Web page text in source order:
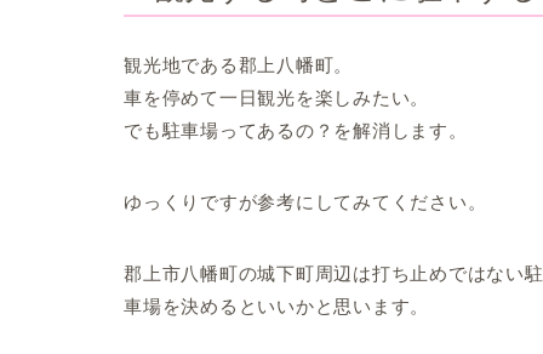
観光地である郡上八幡町。
車を停めて一日観光を楽しみたい。
でも駐車場ってあるの？を解消します。
ゆっくりですが参考にしてみてください。
郡上市八幡町の城下町周辺は打ち止めではない
車場を決めるといいかと思います。